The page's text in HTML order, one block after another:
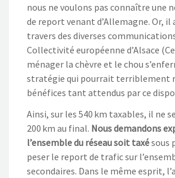
nous ne voulons pas connaître une
de report venant d’Allemagne. Or, il
travers des diverses
Collectivité européenne d’Alsace
ménager la chèvre et le chou
stratégie qui pourrait terriblement
bénéfices tant attendus par ce
Ainsi, sur les 540 km taxables, il ne
200 km au final. Nous demandons
l’ensemble du réseau soit taxésous
peser le report de trafic sur
secondaires. Dans le même esprit,